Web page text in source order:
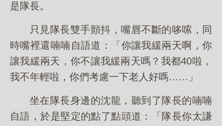
是隊長。
只見隊長雙手顫抖，嘴唇不斷的哆嗦，同
時嘴裡還喃喃自語道：「你讓我緩兩天啊，你
讓我緩兩天，你不讓我緩兩天嗎？我都40啦，
我不年輕啦，你們考慮一下老人好嗎……」
坐在隊長身邊的沈龍，聽到了隊長的喃喃
自語，於是堅定的點了點頭道：「隊長你太謙